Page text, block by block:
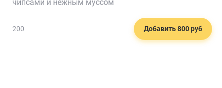
чипсами и нежным муссом
200 Добавить 800 руб